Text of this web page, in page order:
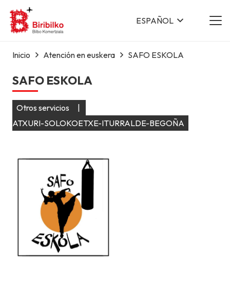
ESPAÑOL
Inicio Atención en euskera SAFO ESKOLA
SAFO ESKOLA
Otros servicios
|
ATXURI-SOLOKOETXE-ITURRALDE-BEGOÑA